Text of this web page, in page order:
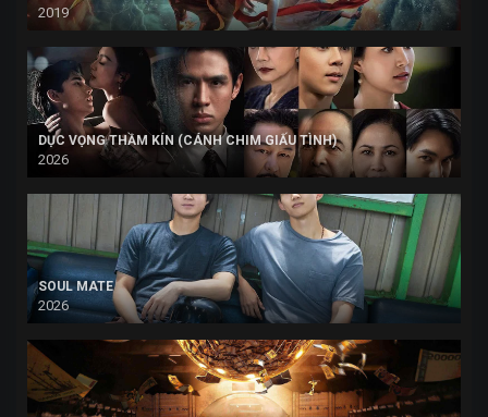
2019
DỤC VỌNG THẦM KÍN (CÁNH CHIM GIẤU TÌNH)
2026
SOUL MATE
2026